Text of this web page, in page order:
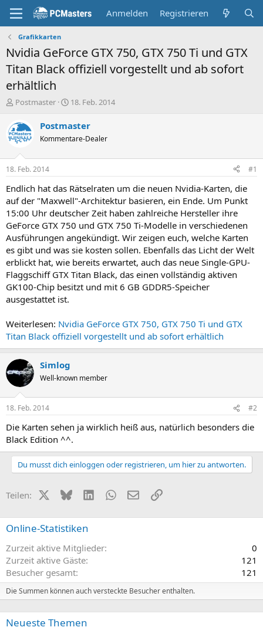
Anmelden Registrieren
Grafikkarten
Nvidia GeForce GTX 750, GTX 750 Ti und GTX
Titan Black offiziell vorgestellt und ab sofort
erhältlich
E
s
t
e
e
r
Postmaster
E
s
e
t
a
m
18. Feb. 2014
Postmaster
Kommentare-Dealer
18. Feb. 2014 #1
Endlich hat das Rätselraten um die neuen Nvidia-Karten, die
auf der "Maxwell"-Architektur basieren, ein Ende. Um Punkt
15:00 Uhr deutscher Zeit haben zahlreiche Hersteller ihre
GeForce GTX 750 und GTX 750 Ti-Modelle in verschiedenen
Ausführungen angekündigt. Wir zeigen euch, welche Karten
es gibt und was sie kosten sollen. Ebenfalls das Licht der Welt
erblickt hat, wie bereits erwartet, auch das neue Single-GPU-
Flaggschiff GTX Titan Black, das einen vollständig aktiven
GK100-Chip besitzt und mit 6 GB GDDR5-Speicher
ausgestattet ist.
Weiterlesen: Nvidia GeForce GTX 750, GTX 750 Ti und GTX
Titan Black offiziell vorgestellt und ab sofort erhältlich
Simlog
Well-known member
18. Feb. 2014 #2
Die Karten sehen ja wirklich heiß aus, natürlich besonders die
Black Edition ^^.
Du musst dich einloggen oder registrieren, um hier zu antworten.
Teilen: X (Twitter)
BlueskyLinkedInWhatsApp
E-MailLink
Online-Statistiken
Zurzeit aktive Mitglieder
0
Zurzeit aktive Gäste
121
Besucher gesamt
121
Die Summen können auch versteckte Besucher enthalten.
Neueste Themen